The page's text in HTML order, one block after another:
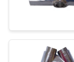
WYCIECZKA